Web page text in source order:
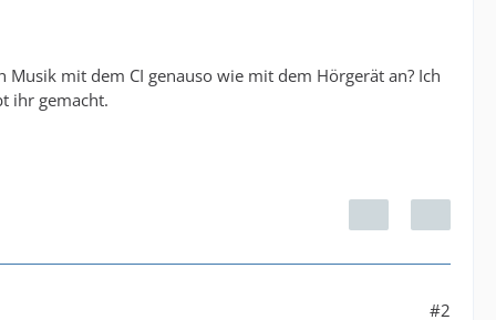
mit dem CI genauso wie mit dem Hörgerät an? Ich
ihr gemacht.
#2